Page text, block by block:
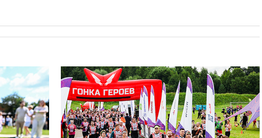
режиссер Кирилл Соколов
снимет триллер для Netflix
вчера, 22:20Турция призвала
к мораторию на удары по
торговым судам в Черном
море